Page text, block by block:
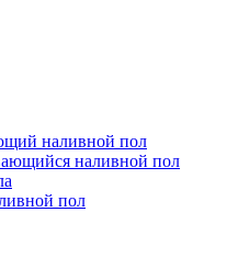
наливной пол
наливной пол
пол